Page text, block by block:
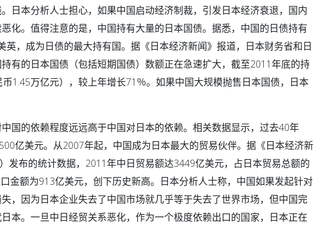
日本分析人士担心，如果中国启动经济制裁，引发日本经济衰退，国内
化。值得注意的是，中国持有大量的日本国债。据悉，中国的日债持有
，成为日债的最大持有国。据《日本经济新闻》报道，日本财务省和日
有的日本国债（包括短期国债）数额正在急速扩大，截至2011年底的持
1.45万亿元），较上年增长71％。如果中国大规模抛售日本国债，日本
国的依赖程度远远高于中国对日本的依赖。相关数据显示，过去40年
亿美元。从2007年起，中国成为日本最大的贸易伙伴。据《日本经济新
发布的统计数据，2011年中日贸易额达3449亿美元，占日本贸易总额的
金额为913亿美元，创下历史新高。日本分析人士称，中国如果发起针对
，因为日本企业失去了中国市场就几乎等于失去了世界市场，但中国完
本。一旦中日经贸关系恶化，作为一个极度依赖出口的国家，日本正在